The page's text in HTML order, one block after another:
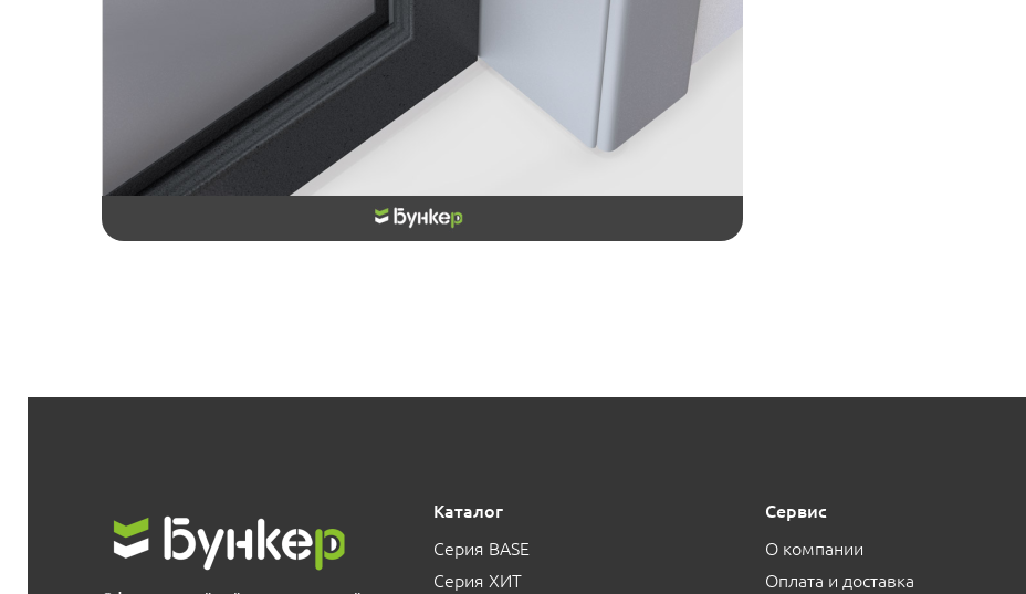
Каталог
Серия BASE
Серия ХИТ
Сервис
О компании
Оплата и доставка